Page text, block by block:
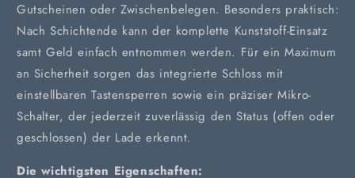
Gutscheinen oder Zwischenbelegen. Besonders praktisch:
Nach Schichtende kann der komplette Kunststoff-Einsatz
samt Geld einfach entnommen werden. Für ein Maximum
an Sicherheit sorgen das integrierte Schloss mit
einstellbaren Tastensperren sowie ein präziser Mikro-
Schalter, der jederzeit zuverlässig den Status (offen oder
geschlossen) der Lade erkennt.
Die wichtigsten Eigenschaften: